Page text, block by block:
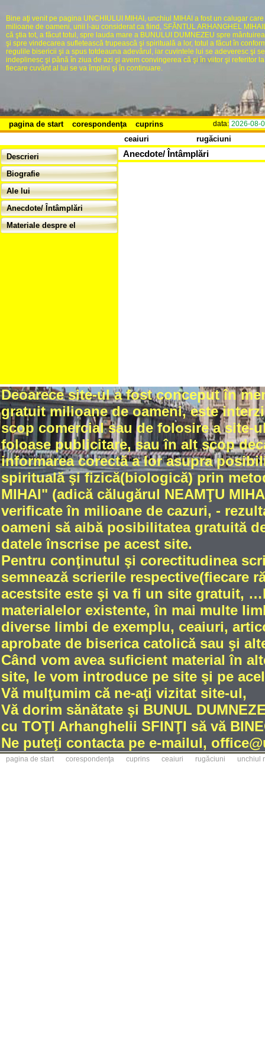
Bine aţi venit pe pagina UNCHIULUI MIHAI, unchiul MIHAI a fost un calugar
milioane de oameni, unii l-au considerat ca fiind, SFĂNTUL ARHANGHEL
că ştia tot, a făcut totul, spre lauda mare a BUNULUI DUMNEZEU spre
şi spre vindecarea sufletească trupească şi spirituală a lor, totul a făcut în
regulile bisericii şi a spus totdeauna adevărul, iar cuvintele lui se adeveresc şi se
indeplinesc şi pănă în ziua de azi şi avem convingerea că şi în viitor şi referitor
fiecare cuvânt al lui se va împlini şi în continuare.
pagina de start corespondenţa cuprins data: 2026-08-
ceaiuri
rugăciuni
Descrieri
Biografie
Ale lui
Anecdote/ Întâmplări
Materiale despre el
Anecdote/ Întâmplări
Deoarece site-ul a fost conceput în
gratuit milioane de oameni, este
scop comercial sau de folosire a site-
foloase publicitare, sau în alt scop
informarea corectă a lor asupra
spirituală şi fizică(biologică) prin
MIHAI" (adică călugărul NEAMŢU
verificate în milioane de cazuri, -
oameni să aibă posibilitatea gratuită
datele înscrise pe acest site.
Pentru conţinutul şi corectitudinea
semnează scrierile respective(fiecare
acestsite este şi va fi un site gratuit,
materialelor existente, în mai multe
diverse limbi de exemplu, ceaiuri,
aprobate de biserica catolică sau şi
Când vom avea suficient material în
site, le vom introduce pe site şi pe
Vă mulţumim că ne-aţi vizitat site-ul,
Vă dorim sănătate şi BUNUL
cu TOŢI Arhanghelii SFINŢI să vă
Ne puteţi contacta pe e-mailul,
pagina de start corespondenţa cuprins ceaiuri rugăciuni unchiul